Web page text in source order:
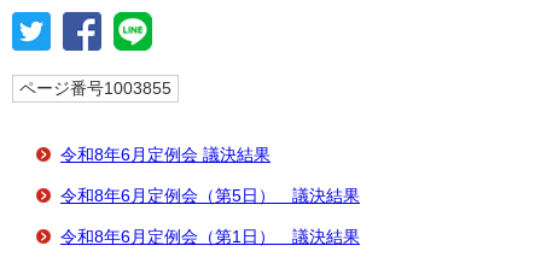
ページ番号1003855
令和8年6月定例会 議決結果
令和8年6月定例会（第5日） 議決結果
令和8年6月定例会（第1日） 議決結果